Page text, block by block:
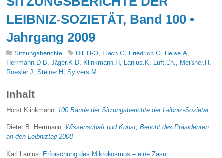
LEIBNIZ-SOZIETÄT, Band 100 •
Jahrgang 2009
Sitzungsberichte Dill.H-O, Flach.G, Friedrich.G, Heise.A,
Herrmann.D-B,Jäger.K-D, Klinkmann.H , Lanius.K, Luft.Ch., Meißner.H ,
Roesler.J,Steiner.H ,Sylvers.M
Inhalt
Horst Klinkmann: 100 Bände der Sitzungsberichte der Leibniz-Sozietät
Dieter B. Herrmann: Wissenschaft und Kunst; Bericht des Präsidenten
an den Leibniztag 2008
Karl Lanius: Erforschung des Mikrokosmos – eine Zäsur